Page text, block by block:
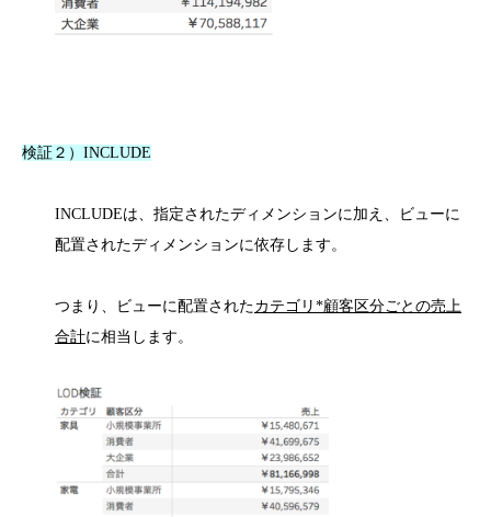
検証２）INCLUDE
INCLUDEは、指定されたディメンションに加え、ビューに
配置されたディメンションに依存します。
つまり、ビューに配置されたカテゴリ*顧客区分ごとの売上
合計に相当します。